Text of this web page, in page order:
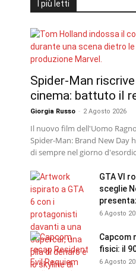
I più letti
Spider-Man
cinema: battuto il
Giorgia Russo - 2 Agosto 2026
Il nuovo film dell'Uomo
Spider-Man: Brand New Day
di sempre nel giorno
GTA VI
sceglie
6 Agosto
Capcom
fisici: il
6 Agosto